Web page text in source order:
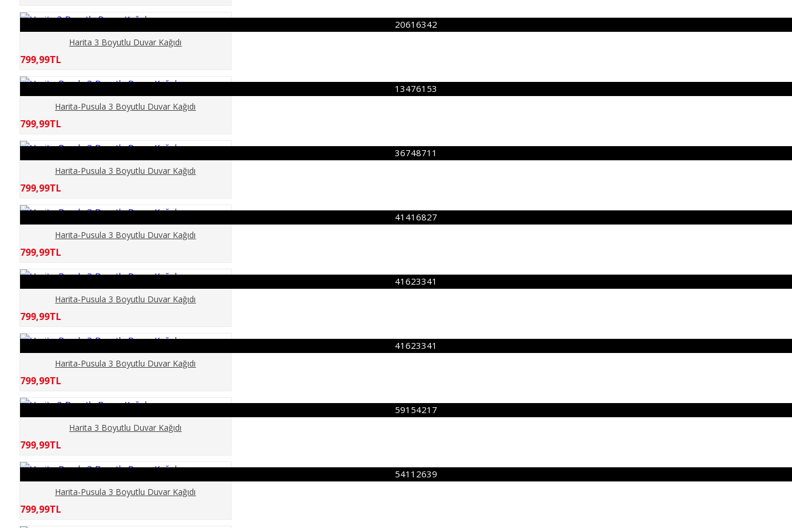
ERKEK BERBER
GÜN BATIMI
HAYVANLAR
KIZ ÇOCUK
MERMER
PALMİYE
ŞEHİR SİMGE LERİ
TARİH
20616342
Harita 3 Boyutlu Duvar Kağıdı
799,99TL
13476153
Harita-Pusula 3 Boyutlu Duvar Kağıdı
799,99TL
36748711
Harita-Pusula 3 Boyutlu Duvar Kağıdı
799,99TL
41416827
Harita-Pusula 3 Boyutlu Duvar Kağıdı
799,99TL
41623341
Harita-Pusula 3 Boyutlu Duvar Kağıdı
799,99TL
41623341
Harita-Pusula 3 Boyutlu Duvar Kağıdı
799,99TL
59154217
Harita 3 Boyutlu Duvar Kağıdı
799,99TL
54112639
Harita-Pusula 3 Boyutlu Duvar Kağıdı
799,99TL